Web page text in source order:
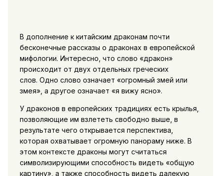
В дополнение к китайским драконам почти
бесконечные рассказы о драконах в европейской
мифологии. Интересно, что слово «дракон»
происходит от двух отдельных греческих
слов. Одно слово означает «огромный змей или
змея», а другое означает «я вижу ясно».
У драконов в европейских традициях есть крылья,
позволяющие им взлететь свободно выше, в
результате чего открывается перспектива,
которая охватывает огромную панораму ниже. В
этом контексте драконы могут считаться
символизирующими способность видеть «общую
картину», а также способность видеть далекую